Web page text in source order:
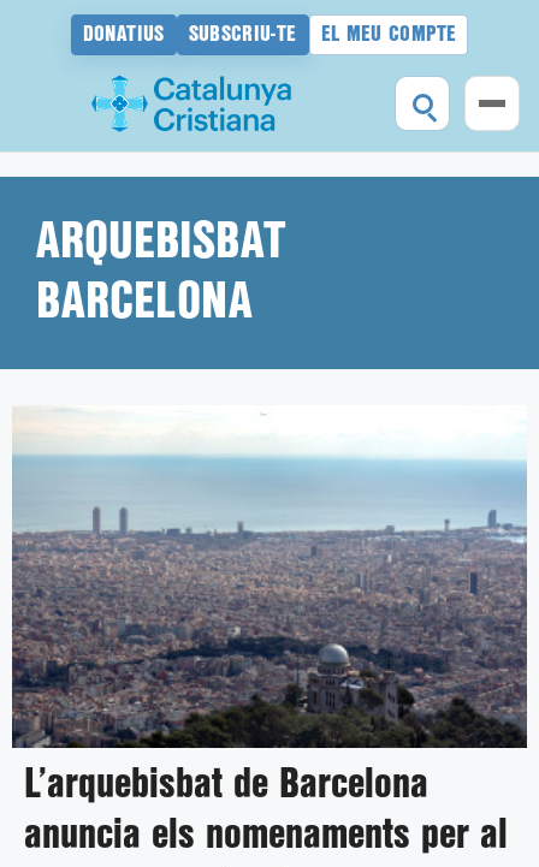
DONATIUS SUBSCRIU-TE EL MEU COMPTE
contingutARQUEBISBAT
BARCELONA
L’arquebisbat de Barcelona
anuncia els nomenaments per al